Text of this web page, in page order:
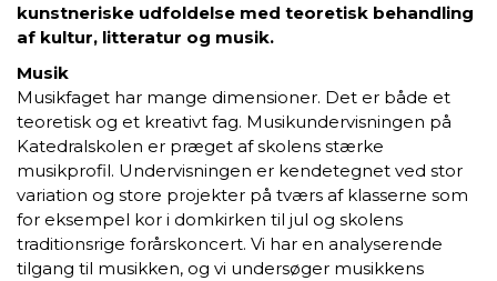
kunstneriske udfoldelse med teoretisk behandling
af kultur, litteratur og musik.
Musik
Musikfaget har mange dimensioner. Det er både et
teoretisk og et kreativt fag. Musikundervisningen på
Katedralskolen er præget af skolens stærke
musikprofil. Undervisningen er kendetegnet ved stor
variation og store projekter på tværs af klasserne som
for eksempel kor i domkirken til jul og skolens
traditionsrige forårskoncert. Vi har en analyserende
tilgang til musikken, og vi undersøger musikkens